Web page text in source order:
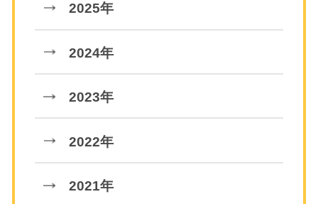
2025年
2024年
2023年
2022年
2021年